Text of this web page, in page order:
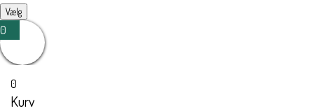
Vælg
0
0
Kurv